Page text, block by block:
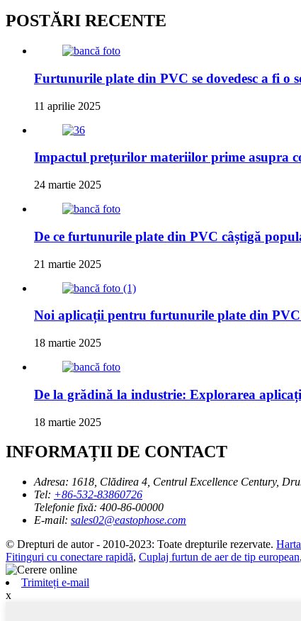
POSTĂRI RECENTE
Furtunurile plate din PVC se dovedesc a fi o
11 aprilie 2025
Impactul prețurilor materiilor prime asupra
24 martie 2025
De ce furtunurile plate din PVC câștigă
21 martie 2025
Noi aplicații pentru furtunurile plate din
18 martie 2025
De la grădină la industrie: Explorarea
18 martie 2025
INFORMAȚII DE CONTACT
Adresa: 1618, Clădirea 4, Centrul Excellence Century,
Tel: +86-532-83860726
Telefonie fixă: 400-86-00000
E-mail: sales02@eastophose.com
© Drepturi de autor - 2010-2023: Toate drepturile rezervate.
Fitinguri cu conectare rapidă, Cuplaj furtun de aer de tip european,
Trimiteți e-mail
x